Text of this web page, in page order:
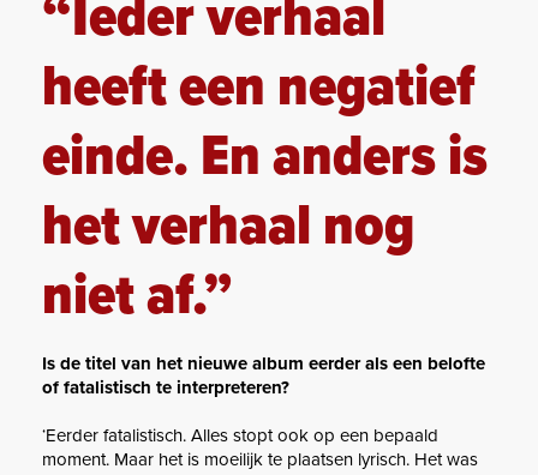
“Ieder verhaal
heeft een negatief
einde. En anders is
het verhaal nog
niet af.”
Is de titel van het nieuwe album eerder als een belofte
of fatalistisch te interpreteren?
‘Eerder fatalistisch. Alles stopt ook op een bepaald
moment. Maar het is moeilijk te plaatsen lyrisch. Het was